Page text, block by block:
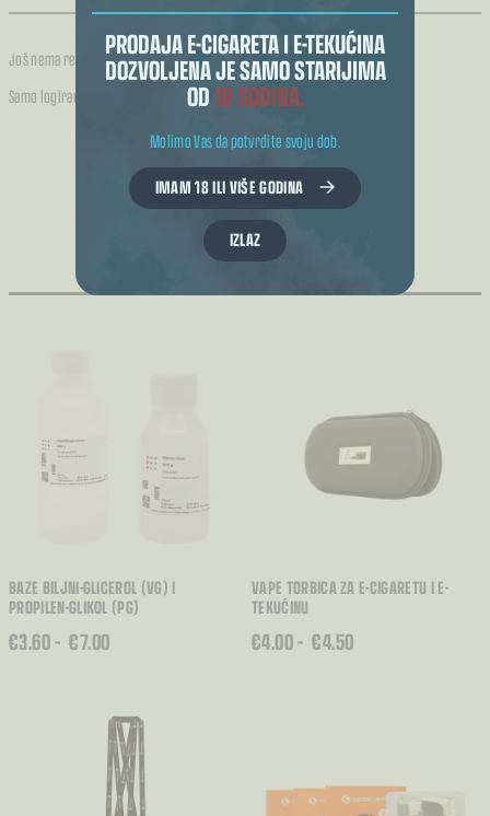
PRODAJA E-CIGARETA I E-TEKUĆINA
DOZVOLJENA JE SAMO STARIJIMA
OD18 GODINA.
Molimo Vas da potvrdite svoju dob.
IMAM 18 ILI VIŠE GODINA
IZLAZ
Još nema recenzija.
Samo logirani kupci koji su kupili ovaj proizvod mogu napisati recenziju.
POVEZANI PROIZVODI
BAZE BILJNI-GLICEROL (VG) I
PROPILEN-GLIKOL (PG)
€3.60– €7.00
RASPON
VAPE TORBICA ZA E-CIGARETU I E-
TEKUĆINU
€4.00– €4.50
RASPON